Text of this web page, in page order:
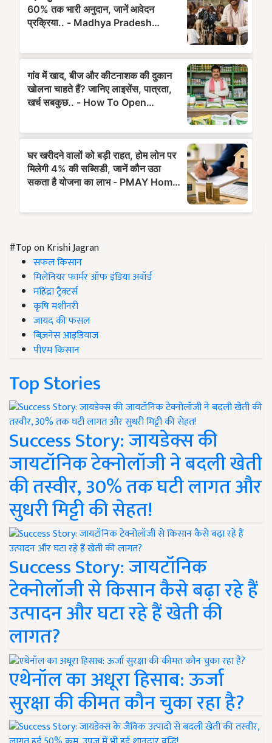
#Top on Krishi Jagran
सफल किसान
मिलेनियर फार्मर ऑफ इंडिया अवॉर्ड
महिंद्रा ट्रैक्टर्स
कृषि मशीनरी
जायद की फसल
बिज़नेस आइडियाज
पीएम किसान
Top Stories
Success Story: जायडेक्स की
जायटॉनिक टेक्नोलॉजी ने बदली खेती
की तस्वीर, 30% तक घटी लागत और
सुधरी मिट्टी की सेहत!
Success Story: जायटॉनिक
टेक्नोलॉजी से किसान कैसे बढ़ा रहे हैं
उत्पादन और घटा रहे हैं खेती की
लागत?
एथेनॉल का अधूरा हिसाब: ऊर्जा
सुरक्षा की कीमत कौन चुका रहा है?